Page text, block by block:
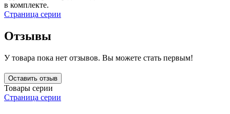
в комплекте.
Страница серии
Отзывы
У товара пока нет отзывов. Вы можете стать первым!
Оставить отзыв
Товары серии
Страница серии